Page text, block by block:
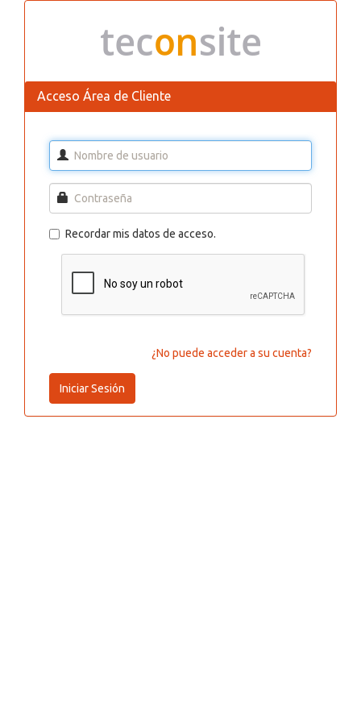
Acceso Área de Cliente
Recordar mis datos de acceso.
¿No puede acceder a su cuenta?
Iniciar Sesión